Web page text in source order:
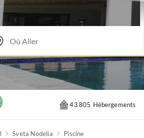
43 805 Hébergements
Sveta Nedelia Piscine